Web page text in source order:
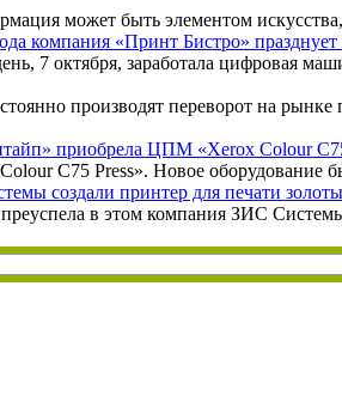
может быть элементом
компания «Принт Бистро»
7 октября, заработала цифровая
производят переворот на
приобрела ЦПМ «Xerox Colour
C75 Press». Новое оборудование
создали принтер для печати
в этом компания ЗИС